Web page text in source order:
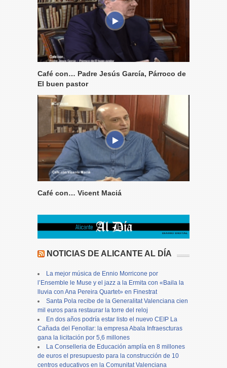
Café con… Padre Jesús García, Párroco de
El buen pastor
Café con… Vicent Maciá
NOTICIAS DE ALICANTE AL DÍA
La mejor música de Ennio Morricone por
l’Ensemble le Muse y el jazz a la Ermita con «Baila la
lluvia con Ana Pereira Quartet» en Finestrat
Santa Pola recibe de la Generalitat Valenciana cien
mil euros para restaurar la torre del reloj
En dos años podría estar listo el nuevo CEIP La
Cañada del Fenollar: la empresa Abala Infraescturas
gana la licitación por 5,6 millones
La Conselleria de Educación amplía en 8 millones
de euros el presupuesto para la construcción de 10
centros educativos en la Comunitat Valenciana